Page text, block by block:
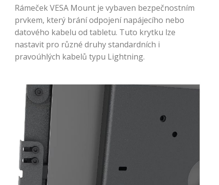
Rámeček VESA Mount je vybaven bezpečnostním
prvkem, který brání odpojení napájecího nebo
datového kabelu od tabletu. Tuto krytku lze
nastavit pro různé druhy standardních i
pravoúhlých kabelů typu Lightning.